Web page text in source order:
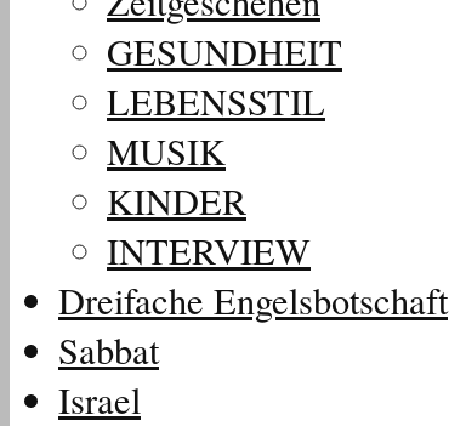
GESUNDHEIT
LEBENSSTIL
MUSIK
KINDER
INTERVIEW
Dreifache Engelsbotschaft
Sabbat
Israel